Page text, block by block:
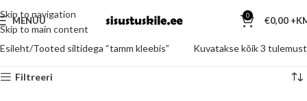
Skip to navigation
Skip to main content
MENÜÜ 0 €0,00
Esileht Tooted siltidega “tamm kleebis” Kuvatakse kõik 3 tulemust
Filtreeri